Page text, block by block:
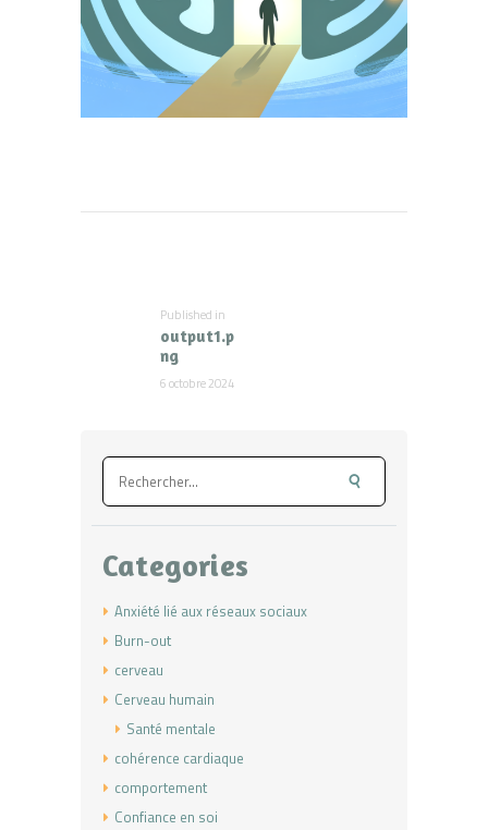
Published in
post:
output1.p
ng
6 octobre 2024
Rechercher :
Categories
Anxiété lié aux réseaux sociaux
Burn-out
cerveau
Cerveau humain
Santé mentale
cohérence cardiaque
comportement
Confiance en soi